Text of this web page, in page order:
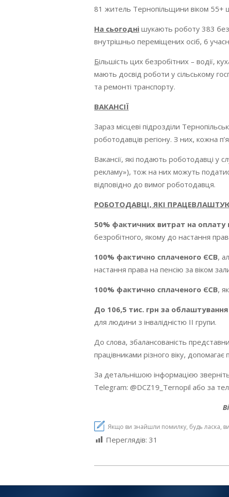
81 житель Тернопільщини віком 55+
На сьогодні шукають роботу 383
внутрішньо переміщених осіб, 6
Більшість цих безробітних – водії,
мають досвід роботи у сільському
та ремонті транспорту.
ВАКАНСІЇ
Зараз місцеві підрозділи
роботодавців регіону. З них, кожна
Вакансії, які подають роботодавці у
рекламу»), тож на них можуть
відповідно до вимог роботодавця.
РОБОТОДАВЦІ, ЯКІ
50% фактичних витрат на оплату
безробітного, якому до настання
100% фактично сплаченого ЄСВ,
настання права на пенсію за віком
100% фактично сплаченого ЄСВ,
До 106,5 тис. грн за
для людини з інвалідністю ІІ групи.
До слова, збалансованість
працівниками різного віку,
За детальнішою інформацією
Telegram: @DCZ19_Ternopil або за
Якщо ви знайшли помилку, будь ласка,
Переглядів: 31
04-